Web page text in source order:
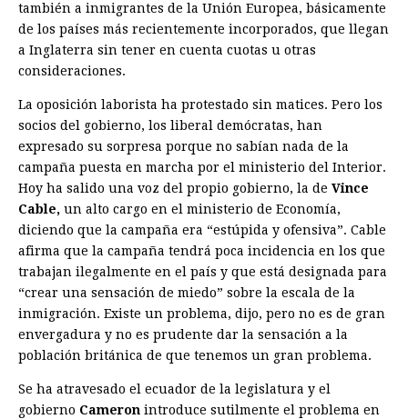
también a inmigrantes de la Unión Europea, básicamente
de los países más recientemente incorporados, que llegan
a Inglaterra sin tener en cuenta cuotas u otras
consideraciones.
La oposición laborista ha protestado sin matices. Pero los
socios del gobierno, los liberal demócratas, han
expresado su sorpresa porque no sabían nada de la
campaña puesta en marcha por el ministerio del Interior.
Hoy ha salido una voz del propio gobierno, la de Vince
Cable, un alto cargo en el ministerio de Economía,
diciendo que la campaña era “estúpida y ofensiva”. Cable
afirma que la campaña tendrá poca incidencia en los que
trabajan ilegalmente en el país y que está designada para
“crear una sensación de miedo” sobre la escala de la
inmigración. Existe un problema, dijo, pero no es de gran
envergadura y no es prudente dar la sensación a la
población británica de que tenemos un gran problema.
Se ha atravesado el ecuador de la legislatura y el
gobierno Cameron introduce sutilmente el problema en